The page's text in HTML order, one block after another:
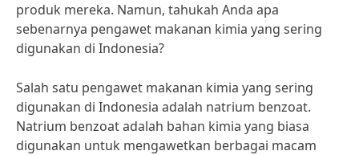
produk mereka. Namun, tahukah Anda apa
sebenarnya pengawet makanan kimia yang sering
digunakan di Indonesia?
Salah satu pengawet makanan kimia yang sering
digunakan di Indonesia adalah natrium benzoat.
Natrium benzoat adalah bahan kimia yang biasa
digunakan untuk mengawetkan berbagai macam